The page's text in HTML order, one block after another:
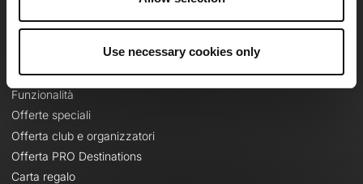
Use necessary cookies only
Le Mag'
Mappe di base topografiche
Funzionalità
Offerte speciali
Offerta club e organizzatori
Offerta PRO Destinations
Carta regalo